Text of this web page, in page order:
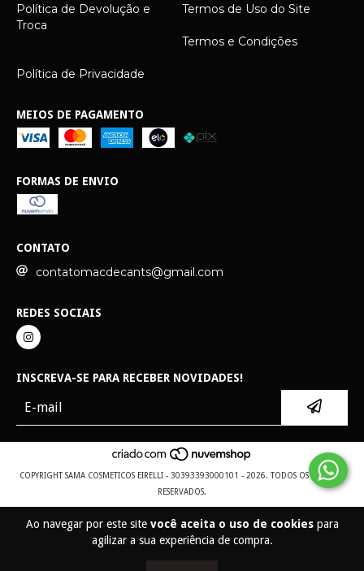
Ao navegar por este site você aceita o uso de cookiespara
agilizar a sua experiência de compra.
Política de Devolução e
Troca
Termos de Uso do Site
Termos e Condições
Política de Privacidade
MEIOS DE PAGAMENTO
FORMAS DE ENVIO
CONTATO
contatomacdecants@gmail.com
REDES SOCIAIS
INSCREVA-SE PARA RECEBER NOVIDADES!
COPYRIGHT SAMA COSMETICOS EIRELLI - 30393393000101 - 2026. TODOS OS DIREITOS
RESERVADOS.